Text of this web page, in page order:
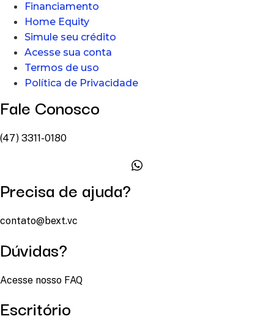
Financiamento
Home Equity
Simule seu crédito
Acesse sua conta
Termos de uso
Política de Privacidade
Fale Conosco
(47) 3311-0180
Precisa de ajuda?
contato@bext.vc
Dúvidas?
Acesse nosso FAQ
Escritório